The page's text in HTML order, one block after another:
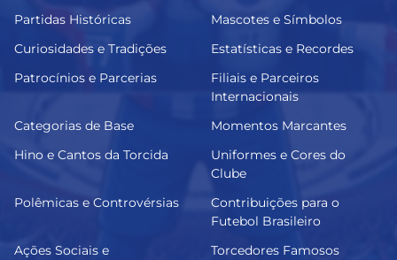
Partidas Históricas
Mascotes e Símbolos
Curiosidades e Tradições
Estatísticas e Recordes
Patrocínios e Parcerias
Filiais e Parceiros
Internacionais
Categorias de Base
Momentos Marcantes
Hino e Cantos da Torcida
Uniformes e Cores do
Clube
Polêmicas e Controvérsias
Contribuições para o
Futebol Brasileiro
Ações Sociais e
Torcedores Famosos